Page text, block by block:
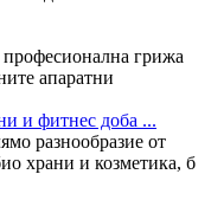
професионална грижа
апаратни
и фитнес доба ...
разнообразие от
храни и козметика, б